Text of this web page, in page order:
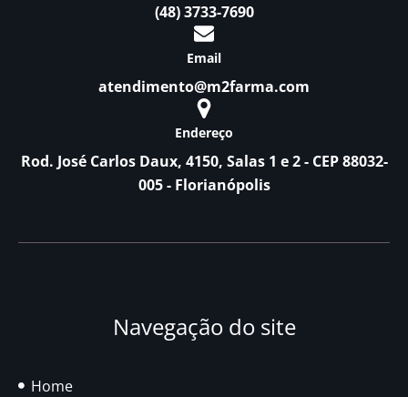
(48) 3733-7690
Email
atendimento@m2farma.com
Endereço
Rod. José Carlos Daux, 4150, Salas 1 e 2 - CEP 88032-
005 - Florianópolis
Navegação do site
Home